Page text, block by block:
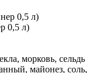
0,5 л)
морковь, сельдь
майонез, соль,